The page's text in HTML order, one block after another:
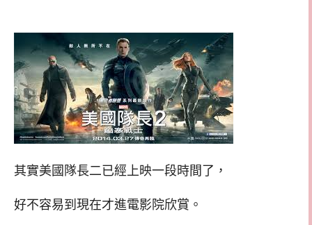
其實美國隊長二已經上映一段時間了，
好不容易到現在才進電影院欣賞。